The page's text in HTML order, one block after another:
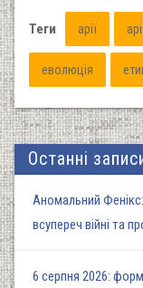
Теги арії
еволюція
Останні
Аномальний
всупереч війні та
6 серпня 2026: